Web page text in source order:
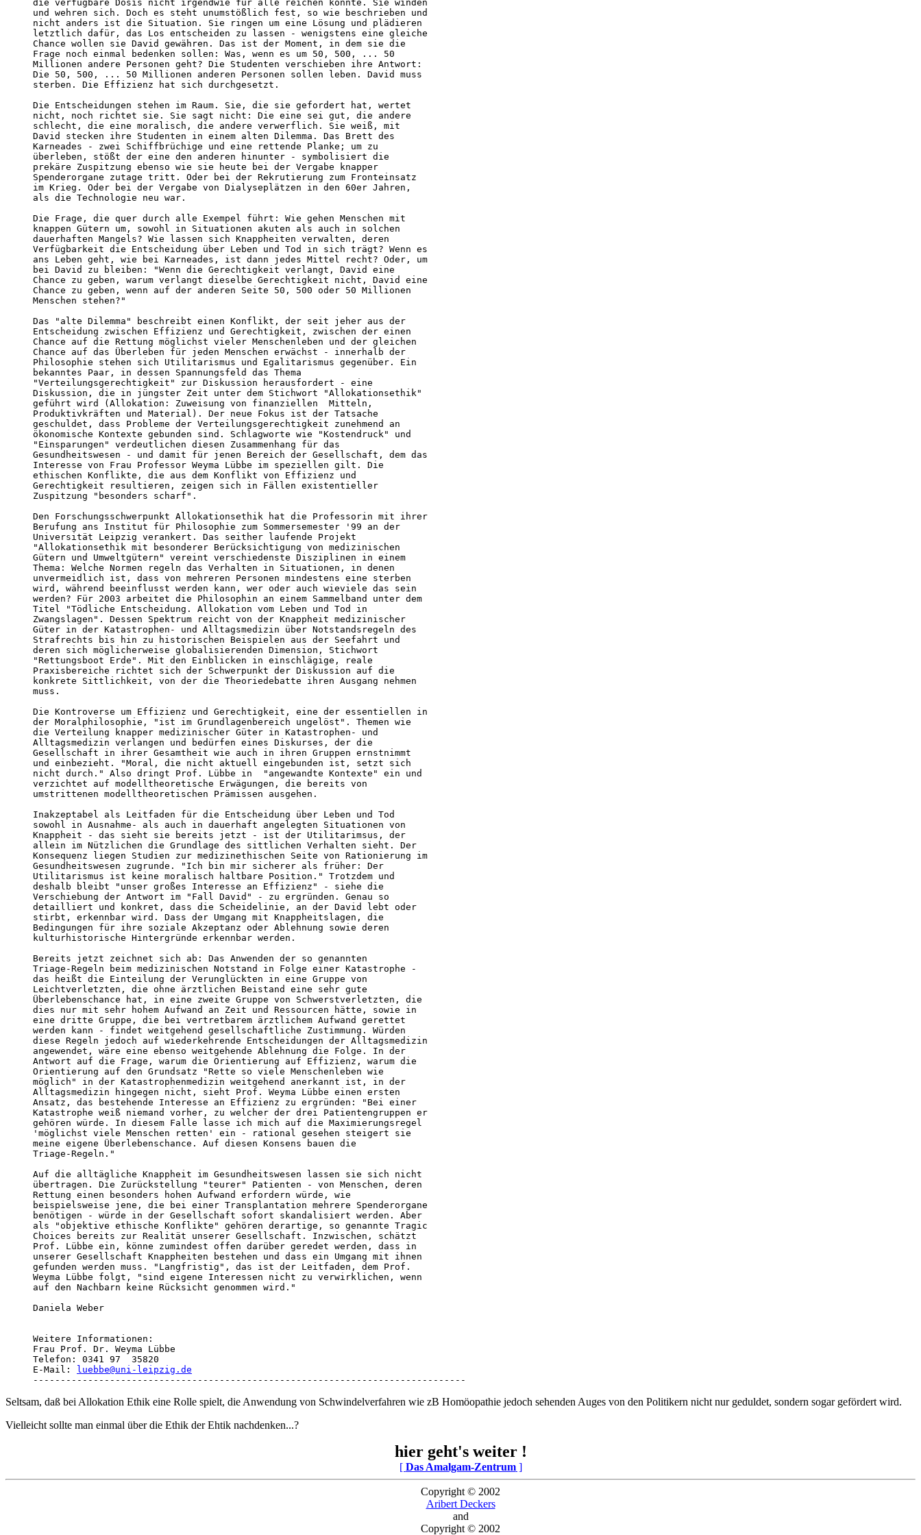
die verfügbare Dosis nicht irgendwie für alle reichen könnte. Sie winden
und wehren sich. Doch es steht unumstößlich fest, so wie beschrieben und
nicht anders ist die Situation. Sie ringen um eine Lösung und plädieren
letztlich dafür, das Los entscheiden zu lassen - wenigstens eine gleiche
Chance wollen sie David gewähren. Das ist der Moment, in dem sie die
Frage noch einmal bedenken sollen: Was, wenn es um 50, 500, ... 50
Millionen andere Personen geht? Die Studenten verschieben ihre Antwort:
Die 50, 500, ... 50 Millionen anderen Personen sollen leben. David muss
sterben. Die Effizienz hat sich durchgesetzt.
Die Entscheidungen stehen im Raum. Sie, die sie gefordert hat, wertet
nicht, noch richtet sie. Sie sagt nicht: Die eine sei gut, die andere
schlecht, die eine moralisch, die andere verwerflich. Sie weiß, mit
David stecken ihre Studenten in einem alten Dilemma. Das Brett des
Karneades - zwei Schiffbrüchige und eine rettende Planke; um zu
überleben, stößt der eine den anderen hinunter - symbolisiert die
prekäre Zuspitzung ebenso wie sie heute bei der Vergabe knapper
Spenderorgane zutage tritt. Oder bei der Rekrutierung zum Fronteinsatz
im Krieg. Oder bei der Vergabe von Dialyseplätzen in den 60er Jahren,
als die Technologie neu war.
Die Frage, die quer durch alle Exempel führt: Wie gehen Menschen mit
knappen Gütern um, sowohl in Situationen akuten als auch in solchen
dauerhaften Mangels? Wie lassen sich Knappheiten verwalten, deren
Verfügbarkeit die Entscheidung über Leben und Tod in sich trägt? Wenn es
ans Leben geht, wie bei Karneades, ist dann jedes Mittel recht? Oder, um
bei David zu bleiben: "Wenn die Gerechtigkeit verlangt, David eine
Chance zu geben, warum verlangt dieselbe Gerechtigkeit nicht, David eine
Chance zu geben, wenn auf der anderen Seite 50, 500 oder 50 Millionen
Menschen stehen?"
Das "alte Dilemma" beschreibt einen Konflikt, der seit jeher aus der
Entscheidung zwischen Effizienz und Gerechtigkeit, zwischen der einen
Chance auf die Rettung möglichst vieler Menschenleben und der gleichen
Chance auf das Überleben für jeden Menschen erwächst - innerhalb der
Philosophie stehen sich Utilitarismus und Egalitarismus gegenüber. Ein
bekanntes Paar, in dessen Spannungsfeld das Thema
"Verteilungsgerechtigkeit" zur Diskussion herausfordert - eine
Diskussion, die in jüngster Zeit unter dem Stichwort "Allokationsethik"
geführt wird (Allokation: Zuweisung von finanziellen  Mitteln,
Produktivkräften und Material). Der neue Fokus ist der Tatsache
geschuldet, dass Probleme der Verteilungsgerechtigkeit zunehmend an
ökonomische Kontexte gebunden sind. Schlagworte wie "Kostendruck" und
"Einsparungen" verdeutlichen diesen Zusammenhang für das
Gesundheitswesen - und damit für jenen Bereich der Gesellschaft, dem das
Interesse von Frau Professor Weyma Lübbe im speziellen gilt. Die
ethischen Konflikte, die aus dem Konflikt von Effizienz und
Gerechtigkeit resultieren, zeigen sich in Fällen existentieller
Zuspitzung "besonders scharf".
Den Forschungsschwerpunkt Allokationsethik hat die Professorin mit ihrer
Berufung ans Institut für Philosophie zum Sommersemester '99 an der
Universität Leipzig verankert. Das seither laufende Projekt
"Allokationsethik mit besonderer Berücksichtigung von medizinischen
Gütern und Umweltgütern" vereint verschiedenste Disziplinen in einem
Thema: Welche Normen regeln das Verhalten in Situationen, in denen
unvermeidlich ist, dass von mehreren Personen mindestens eine sterben
wird, während beeinflusst werden kann, wer oder auch wieviele das sein
werden? Für 2003 arbeitet die Philosophin an einem Sammelband unter dem
Titel "Tödliche Entscheidung. Allokation vom Leben und Tod in
Zwangslagen". Dessen Spektrum reicht von der Knappheit medizinischer
Güter in der Katastrophen- und Alltagsmedizin über Notstandsregeln des
Strafrechts bis hin zu historischen Beispielen aus der Seefahrt und
deren sich möglicherweise globalisierenden Dimension, Stichwort
"Rettungsboot Erde". Mit den Einblicken in einschlägige, reale
Praxisbereiche richtet sich der Schwerpunkt der Diskussion auf die
konkrete Sittlichkeit, von der die Theoriedebatte ihren Ausgang nehmen
muss.
Die Kontroverse um Effizienz und Gerechtigkeit, eine der essentiellen in
der Moralphilosophie, "ist im Grundlagenbereich ungelöst". Themen wie
die Verteilung knapper medizinischer Güter in Katastrophen- und
Alltagsmedizin verlangen und bedürfen eines Diskurses, der die
Gesellschaft in ihrer Gesamtheit wie auch in ihren Gruppen ernstnimmt
und einbezieht. "Moral, die nicht aktuell eingebunden ist, setzt sich
nicht durch." Also dringt Prof. Lübbe in  "angewandte Kontexte" ein und
verzichtet auf modelltheoretische Erwägungen, die bereits von
umstrittenen modelltheoretischen Prämissen ausgehen.
Inakzeptabel als Leitfaden für die Entscheidung über Leben und Tod
sowohl in Ausnahme- als auch in dauerhaft angelegten Situationen von
Knappheit - das sieht sie bereits jetzt - ist der Utilitarimsus, der
allein im Nützlichen die Grundlage des sittlichen Verhalten sieht. Der
Konsequenz liegen Studien zur medizinethischen Seite von Rationierung im
Gesundheitswesen zugrunde. "Ich bin mir sicherer als früher: Der
Utilitarismus ist keine moralisch haltbare Position." Trotzdem und
deshalb bleibt "unser großes Interesse an Effizienz" - siehe die
Verschiebung der Antwort im "Fall David" - zu ergründen. Genau so
detailliert und konkret, dass die Scheidelinie, an der David lebt oder
stirbt, erkennbar wird. Dass der Umgang mit Knappheitslagen, die
Bedingungen für ihre soziale Akzeptanz oder Ablehnung sowie deren
kulturhistorische Hintergründe erkennbar werden.
Bereits jetzt zeichnet sich ab: Das Anwenden der so genannten
Triage-Regeln beim medizinischen Notstand in Folge einer Katastrophe -
das heißt die Einteilung der Verunglückten in eine Gruppe von
Leichtverletzten, die ohne ärztlichen Beistand eine sehr gute
Überlebenschance hat, in eine zweite Gruppe von Schwerstverletzten, die
dies nur mit sehr hohem Aufwand an Zeit und Ressourcen hätte, sowie in
eine dritte Gruppe, die bei vertretbarem ärztlichem Aufwand gerettet
werden kann - findet weitgehend gesellschaftliche Zustimmung. Würden
diese Regeln jedoch auf wiederkehrende Entscheidungen der Alltagsmedizin
angewendet, wäre eine ebenso weitgehende Ablehnung die Folge. In der
Antwort auf die Frage, warum die Orientierung auf Effizienz, warum die
Orientierung auf den Grundsatz "Rette so viele Menschenleben wie
möglich" in der Katastrophenmedizin weitgehend anerkannt ist, in der
Alltagsmedizin hingegen nicht, sieht Prof. Weyma Lübbe einen ersten
Ansatz, das bestehende Interesse an Effizienz zu ergründen: "Bei einer
Katastrophe weiß niemand vorher, zu welcher der drei Patientengruppen er
gehören würde. In diesem Falle lasse ich mich auf die Maximierungsregel
'möglichst viele Menschen retten' ein - rational gesehen steigert sie
meine eigene Überlebenschance. Auf diesen Konsens bauen die
Triage-Regeln."
Auf die alltägliche Knappheit im Gesundheitswesen lassen sie sich nicht
übertragen. Die Zurückstellung "teurer" Patienten - von Menschen, deren
Rettung einen besonders hohen Aufwand erfordern würde, wie
beispielsweise jene, die bei einer Transplantation mehrere Spenderorgane
benötigen - würde in der Gesellschaft sofort skandalisiert werden. Aber
als "objektive ethische Konflikte" gehören derartige, so genannte Tragic
Choices bereits zur Realität unserer Gesellschaft. Inzwischen, schätzt
Prof. Lübbe ein, könne zumindest offen darüber geredet werden, dass in
unserer Gesellschaft Knappheiten bestehen und dass ein Umgang mit ihnen
gefunden werden muss. "Langfristig", das ist der Leitfaden, dem Prof.
Weyma Lübbe folgt, "sind eigene Interessen nicht zu verwirklichen, wenn
auf den Nachbarn keine Rücksicht genommen wird."
Daniela Weber
Weitere Informationen:
Frau Prof. Dr. Weyma Lübbe
Telefon: 0341 97  35820
E-Mail:
luebbe@uni-leipzig.de
-------------------------------------------------------------------------------
Seltsam, daß bei Allokation Ethik eine Rolle spielt, die Anwendung von Schwindelverfahren wie zB Homöopathie jedoch sehenden Auges von den Politikern nicht nur geduldet, sondern sogar gefördert wird.
Vielleicht sollte man einmal über die Ethik der Ehtik nachdenken...?
hier geht's weiter !
[ Das Amalgam-Zentrum]
Copyright © 2002
Aribert Deckers
and
Copyright © 2002